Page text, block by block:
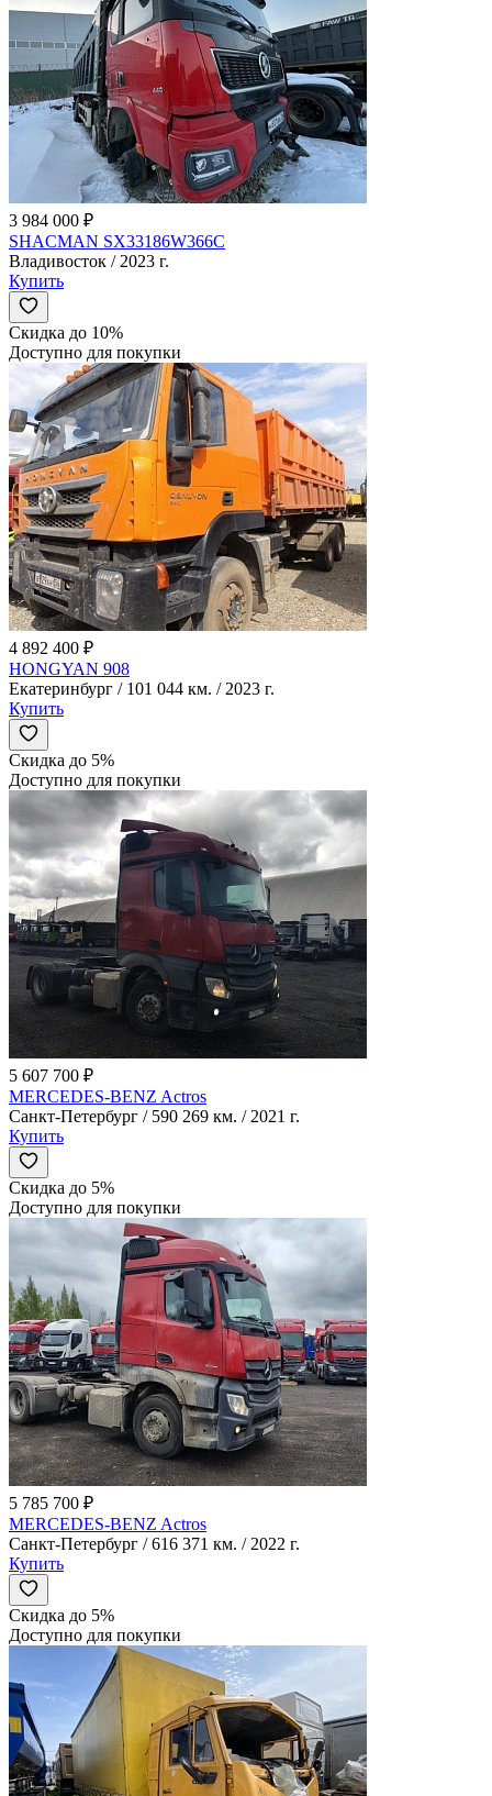
3 984 000 ₽
SHACMAN SX33186W366C
Владивосток / 2023 г.
Купить
Скидка до 10%
Доступно для покупки
4 892 400 ₽
HONGYAN 908
Екатеринбург / 101 044 км. / 2023 г.
Купить
Скидка до 5%
Доступно для покупки
5 607 700 ₽
MERCEDES-BENZ Actros
Санкт-Петербург / 590 269 км. / 2021 г.
Купить
Скидка до 5%
Доступно для покупки
5 785 700 ₽
MERCEDES-BENZ Actros
Санкт-Петербург / 616 371 км. / 2022 г.
Купить
Скидка до 5%
Доступно для покупки